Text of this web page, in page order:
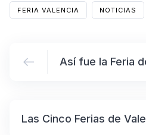
FERIA VALENCIA NOTICIAS